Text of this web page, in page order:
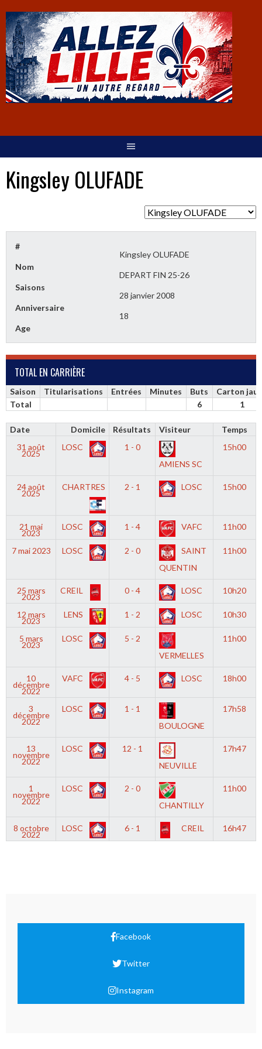
Kingsley OLUFADE
#
Nom
Kingsley OLUFADE
Saisons
DEPART FIN 25-26
Anniversaire
28 janvier 2008
Age
18
TOTAL EN CARRIÈRE
Saison Titularisations Entrées Minutes Buts
Carton
Total
6 1
Date Domicile Résultats Visiteur
Temps
31 août
2025
LOSC
1 - 0
AMIENS SC
15h00
24 août
2025
CHARTRES 2 - 1 LOSC 15h00
21 mai
2023
LOSC 1 - 4 VAFC 11h00
7 mai 2023 LOSC 2 - 0
SAINT
QUENTIN
11h00
25 mars
2023
CREIL 0 - 4 LOSC 10h20
12 mars
2023
LENS 1 - 2 LOSC 10h30
5 mars
2023
LOSC
5 - 2
VERMELLES
11h00
10
décembre
2022
VAFC 4 - 5 LOSC 18h00
3
décembre
2022
LOSC
1 - 1
BOULOGNE
17h58
13
novembre
2022
LOSC
12 - 1
NEUVILLE
17h47
1
novembre
2022
LOSC
2 - 0
CHANTILLY
11h00
8 octobre
2022
LOSC 6 - 1 CREIL 16h47
Facebook
Twitter
Instagram